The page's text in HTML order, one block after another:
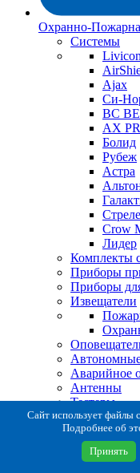
Охранно-
Системы
Ajax
Си-
ВС
AX
Болид
Рубеж
Астра
Crow
Лидер
Комплекты
Приборы
Приборы
Извещатели
Аварийное
Антенны
Тестеры
Система
Расходные
Сайт использует файлы
Подробнее об
Принять